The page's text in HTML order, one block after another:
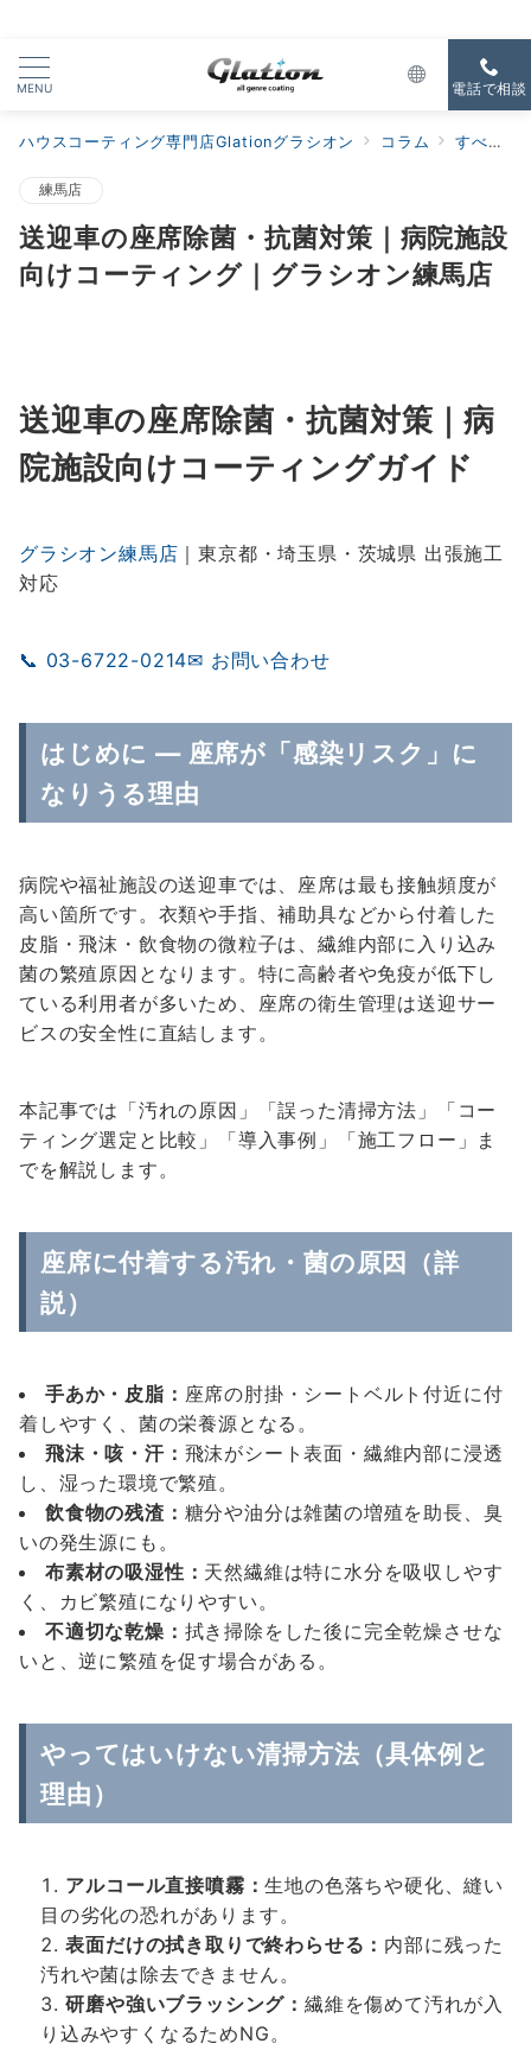
MENU 電話で相談
ハウスコーティング専門店Glationグラシオン コラム すべての新着
練馬店
送迎車の座席除菌・抗菌対策｜病院施設
向けコーティング｜グラシオン練馬店
送迎車の座席除菌・抗菌対策｜病
院施設向けコーティングガイド
グラシオン練馬店 ｜東京都・埼玉県・茨城県 出張施工
対応
📞 03-6722-0214✉ お問い合わせ
はじめに — 座席が「感染リスク」に
なりうる理由
病院や福祉施設の送迎車では、座席は最も接触頻度が
高い箇所です。衣類や手指、補助具などから付着した
皮脂・飛沫・飲食物の微粒子は、繊維内部に入り込み
菌の繁殖原因となります。特に高齢者や免疫が低下し
ている利用者が多いため、座席の衛生管理は送迎サー
ビスの安全性に直結します。
本記事では「汚れの原因」「誤った清掃方法」「コー
ティング選定と比較」「導入事例」「施工フロー」ま
でを解説します。
座席に付着する汚れ・菌の原因（詳
説）
手あか・皮脂： 座席の肘掛・シートベルト付近に付
着しやすく、菌の栄養源となる。
飛沫・咳・汗： 飛沫がシート表面・繊維内部に浸透
し、湿った環境で繁殖。
飲食物の残渣： 糖分や油分は雑菌の増殖を助長、臭
いの発生源にも。
布素材の吸湿性： 天然繊維は特に水分を吸収しやす
く、カビ繁殖になりやすい。
不適切な乾燥： 拭き掃除をした後に完全乾燥させな
いと、逆に繁殖を促す場合がある。
やってはいけない清掃方法（具体例と
理由）
アルコール直接噴霧：生地の色落ちや硬化、縫い
目の劣化の恐れがあります。
表面だけの拭き取りで終わらせる： 内部に残った
汚れや菌は除去できません。
研磨や強いブラッシング：繊維を傷めて汚れが入
り込みやすくなるためNG。